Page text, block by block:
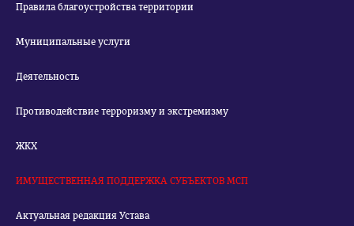
Правила благоустройства территории
Муниципальные услуги
Деятельность
Противодействие терроризму и экстремизму
ЖКХ
ИМУЩЕСТВЕННАЯ ПОДДЕРЖКА СУБЪЕКТОВ МСП
Актуальная редакция Устава